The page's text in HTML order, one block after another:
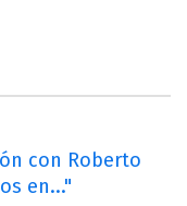
con Roberto
en..."